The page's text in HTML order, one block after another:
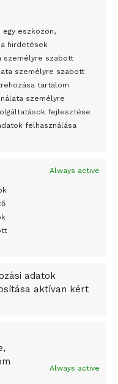
eszközön,
hirdetések
személyre szabott
személyre szabott
tartalom
személyre
fejlesztése
felhasználása
Always active
adatok
aktívan kért
Always active
Bahmutnál
miután elégették.
szabadon
kulturális örökségét
amerikai Meridian
legjobbjai az
kinevezték
elődöntős – Birkózó